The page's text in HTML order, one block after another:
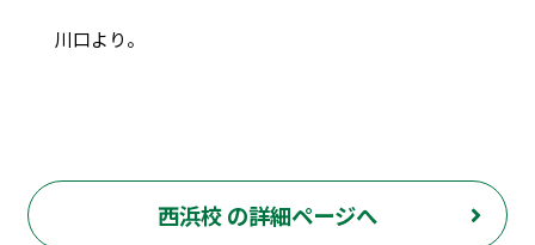
川口より。
西浜校 の詳細ページへ